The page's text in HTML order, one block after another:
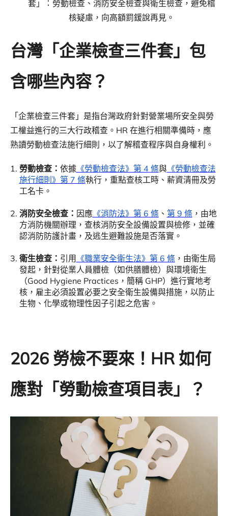
套」：勞動檢查、消防安全檢查與衛生檢查，避免稽
核疑慮，向高額罰鍰說再見。
台灣「企業檢查三件套」包
含哪些內容？
「企業檢查三件套」是指台灣政府針對營業場所安全與勞
工權益進行的三大行政稽查。HR 在進行相關準備時，應
熟讀勞動檢查法施行細則，以了解稽查程序與自身權利。
勞動檢查： 依據《勞動檢查法》第 4 條與《勞動檢查法
施行細則》第 7 條執行，重點查核工時、薪資清冊及勞
工名卡。
消防安全檢查： 因應《消防法》第 6 條 、 第 9 條 ，由地
方消防機關辦理，查核消防安全設備設置與檢修，並確
認消防防護計畫，及逃生避難設施是否落實。
衛生檢查： 引用 《職業安全衛生法》第 6 條 ，由衛生局
發起，針對從業人員體檢（如供膳體檢）與環境衛生
（Good Hygiene Practices，簡稱 GHP）進行實地考
核，雇主必須設置必要之安全衛生設備與措施，以防止
生物、化學或物理性因子引起之危害。
2026 勞檢不要來！HR 如何
應對「勞動檢查項目表」？